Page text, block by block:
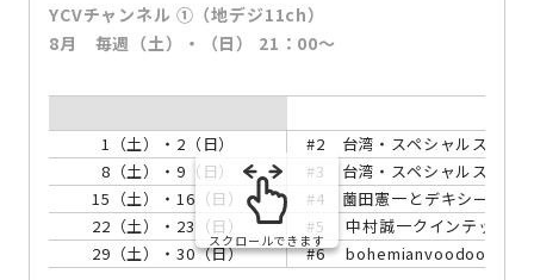
YCVチャンネル ①（地デジ11ch）
8月 毎週（土）・（日） 21：00～
1（土）・2（日）
#2 台湾・スペシャルステ
8（土）・9（日）
#3 台湾・スペシャルステ
15（土）・16（日）
#4 薗田憲一とデキシーキン
22（土）・23（日）
#5 中村誠一クインテット
29（土）・30（日）
#6 bohemianvoodoo
スクロールできます